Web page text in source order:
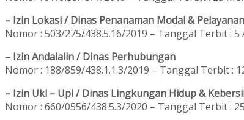
– Izin Lokasi / Dinas Penanaman Modal &
Nomor : 503/275/438.5.16/2019 – Tanggal Terbit : 5
– Izin Andalalin / Dinas Perhubungan
Nomor : 188/859/438.1.1.3/2019 – Tanggal Terbit :
– Izin Ukl – Upl / Dinas Lingkungan Hidup &
Nomor : 660/0556/438.5.3/2020 – Tanggal Terbit :